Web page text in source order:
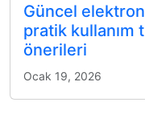
Güncel
pratik kullanım
önerileri
Ocak 19, 2026